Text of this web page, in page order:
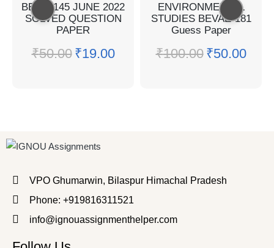
BEGE-145 JUNE 2022
SOLVED QUESTION
PAPER
₹50.00 ₹19.00
ENVIRONMENTAL
STUDIES BEVAE-181
Guess Paper
₹100.00 ₹50.00
VPO Ghumarwin, Bilaspur Himachal Pradesh
Phone: +919816311521
info@ignouassignmenthelper.com